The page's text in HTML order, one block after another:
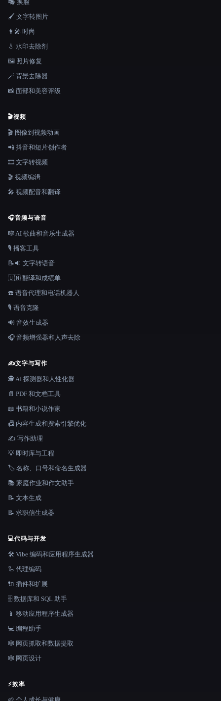
🎭 换脸
🖌️ 文字转图片
👩‍🎤 时尚
💧 水印去除剂
🖼️ 照片修复
🪄 背景去除器
📸 面部和美容评级
🎬视频
🎬 图像到视频动画
📲 抖音和短片创作者
🎞️ 文字转视频
🎬 视频编辑
🎤 视频配音和翻译
🎧音频与语音
🎼 AI 歌曲和音乐生成器
🎙️ 播客工具
📝🔉 文字转语音
🇺🇳 翻译和成绩单
☎️ 语音代理和电话机器人
🎙️ 语音克隆
🔊 音效生成器
🎧 音频增强器和人声去除
✍️文字与写作
🕵️ AI 探测器和人性化器
📄 PDF 和文档工具
📖 书籍和小说作家
📠 内容生成和搜索引擎优化
✍️ 写作助理
💡 即时库与工程
🏷️ 名称、口号和命名生成器
📚 家庭作业和作文助手
📝 文本生成
📝 求职信生成器
💻代码与开发
🛠️ Vibe 编码和应用程序生成器
🦾 代理编码
🔌 插件和扩展
🗄️ 数据库和 SQL 助手
📱 移动应用程序生成器
💻 编程助手
🕸️ 网页抓取和数据提取
🕸 网页设计
⚡效率